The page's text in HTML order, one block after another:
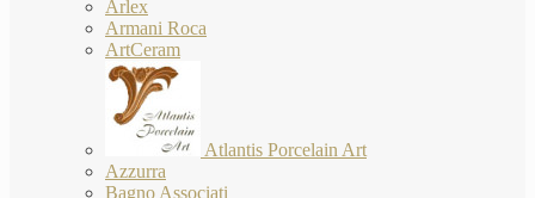
Arlex
Armani Roca
ArtCeram
Atlantis Porcelain Art
Azzurra
Bagno Associati